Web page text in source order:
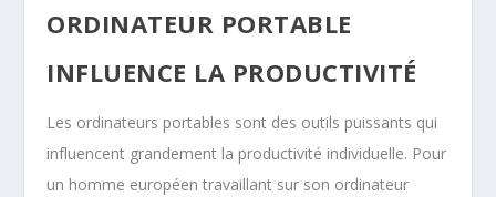
ORDINATEUR PORTABLE
INFLUENCE LA PRODUCTIVITÉ
Les ordinateurs portables sont des outils puissants qui
influencent grandement la productivité individuelle. Pour
un homme européen travaillant sur son ordinateur